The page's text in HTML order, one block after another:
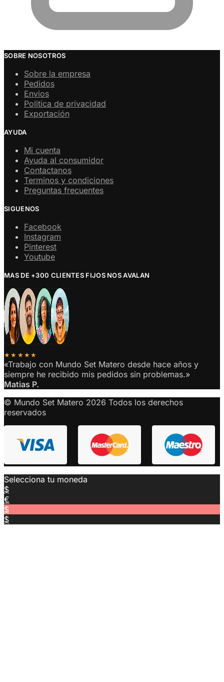
SOBRE NOSOTROS
Sobre la empresa
Pedidos
Envios
Politica de privacidad
Exportación
AYUDA
Mi cuenta
Ayuda al consumidor
Contactanos
Terminos y condiciones
Preguntas frecuentes
SIGUENOS
Facebook
Instagram
Pinterest
Youtube
MAS DE +300 CLIENTES FIJOS NOS AVALAN
★★★★★
«Trabajo con Mundo Set Matero desde hace años y
siempre he recibido mis pedidos sin problemas.»
Matias P.
© Mundo Set Matero 2026 Todos los derechos
reservados
Selecciona tu moneda
$
€
$
$